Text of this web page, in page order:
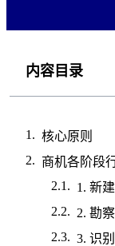
内容目录
核心原则
商机各阶段
1. 新
2. 勘
3. 识